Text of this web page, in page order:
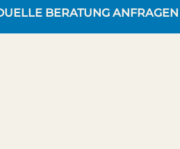
BERATUNG ANFRAGEN